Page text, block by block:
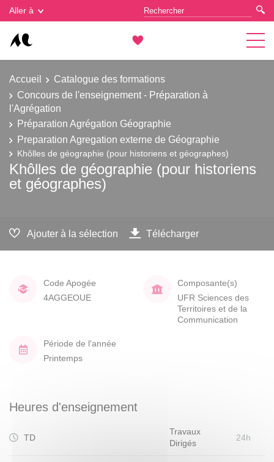
Aller à
Accueil
Catalogue des formations
Concours de l'enseignement - Préparation à
l'Agrégation
Préparation Agrégation Géographie
Preparation Agregation externe de Géographie
Khôlles de géographie (pour historiens et géographes)
Khôlles de géographie (pour historiens
et géographes)
Ajouter à la sélection Télécharger
Code Apogée
4AGGEOUE
Composante(s)
UFR Sciences des
Territoires et de la
Communication
Période de l'année
Printemps
Heures d'enseignement
TD
Travaux
Dirigés
24h
Gestion des cookies